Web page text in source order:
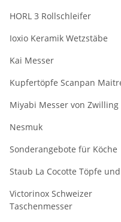
HORL 3 Rollschleifer
Ioxio Keramik Wetzstäbe
Kai Messer
Kupfertöpfe Scanpan
Miyabi Messer von Zwilling
Nesmuk
Sonderangebote für Köche
Staub La Cocotte Töpfe
Victorinox Schweizer
Taschenmesser